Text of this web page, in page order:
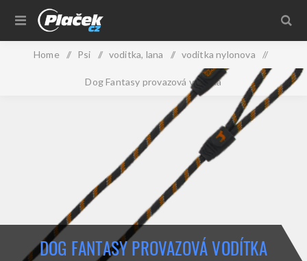
Home / Psi / voditka, lana / voditka nylonova /
Dog Fantasy provazová vodítka
DOG FANTASY PROVAZOVÁ VODÍTKA